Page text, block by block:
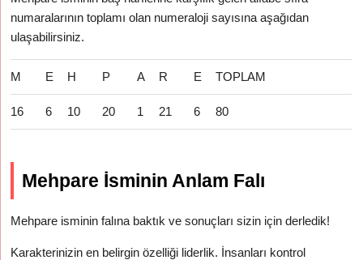
numaralarının toplamı olan numeraloji sayısına aşağıdan
ulaşabilirsiniz.
M E H P A R E TOPLAM
16 6 10 20 1 21 6 80
Mehpare İsminin Anlam Falı
Mehpare isminin falına baktık ve sonuçları sizin için derledik!
Karakterinizin en belirgin özelliği liderlik. İnsanları kontrol